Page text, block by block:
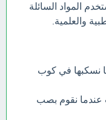
المواد السائلة
والعلمية.
نسكبها في كوب
عندما نقوم بصب